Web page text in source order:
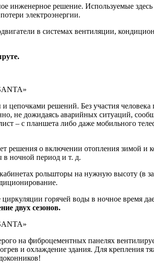
инженерное решение. Используемые
электроэнергии.
в системах вентиляции,
цепочками решений. Без участия
не дожидаясь аварийных ситуаций,
– с планшета либо даже мобильного
решения о включении отопления зимой и
в ночной период и т. д.
рольшторы на нужную высоту (в
горячей воды в ночное время
двух сезонов.
на фиброцементных панелях
и охлаждение здания. Для крепления